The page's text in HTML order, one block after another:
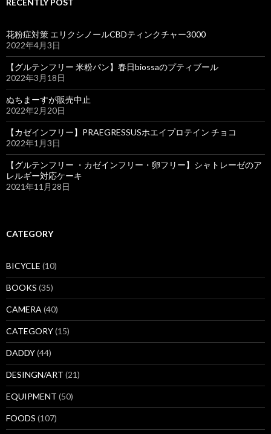
RECENTLY POST
花粉症対策 エリクシノールCBDティンクチャー3000
2022年4月3日
【グルテンフリー 米粉パン】春日biossaのプティブール
2022年3月18日
ぬちまーすが販売中止
2022年2月20日
【カゼインフリー】PRAEGRESSUSホエイプロテイン チョコ
2022年1月3日
【グルテンフリー ・カゼインフリー・卵フリー】シャトレーゼのア
レルギー対応ケーキ
2021年11月28日
CATEGORY
BICYCLE (10)
BOOKS (35)
CAMERA (40)
CATEGORY(15)
DADDY(44)
DESINGN/ART (21)
EQUIPMENT (50)
FOODS (107)